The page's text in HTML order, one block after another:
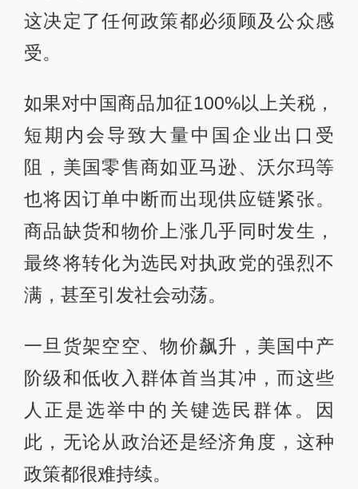
这决定了任何政策都必须顾及公众感
受。
如果对中国商品加征100%以上关税，
短期内会导致大量中国企业出口受
阻，美国零售商如亚马逊、沃尔玛等
也将因订单中断而出现供应链紧张。
商品缺货和物价上涨几乎同时发生，
最终将转化为选民对执政党的强烈不
满，甚至引发社会动荡。
一旦货架空空、物价飙升，美国中产
阶级和低收入群体首当其冲，而这些
人正是选举中的关键选民群体。因
此，无论从政治还是经济角度，这种
政策都很难持续。